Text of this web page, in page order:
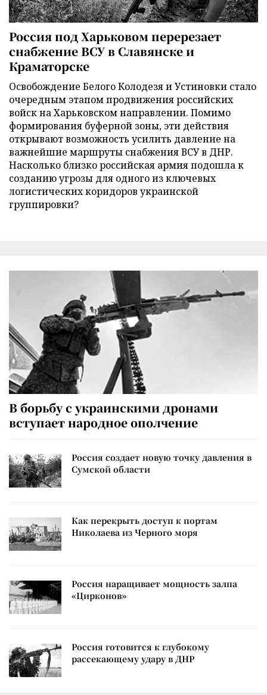
Россия под Харьковом перерезает
снабжение ВСУ в Славянске и
Краматорске
Освобождение Белого Колодезя и Устиновки стало
очередным этапом продвижения российских
войск на Харьковском направлении. Помимо
формирования буферной зоны, эти действия
открывают возможность усилить давление на
важнейшие маршруты снабжения ВСУ в ДНР.
Насколько близко российская армия подошла к
созданию угрозы для одного из ключевых
логистических коридоров украинской
группировки?
В борьбу с украинскими дронами
вступает народное ополчение
Россия создает новую точку давления в
Сумской области
Как перекрыть доступ к портам
Николаева из Черного моря
Россия наращивает мощность залпа
«Цирконов»
Россия готовится к глубокому
рассекающему удару в ДНР